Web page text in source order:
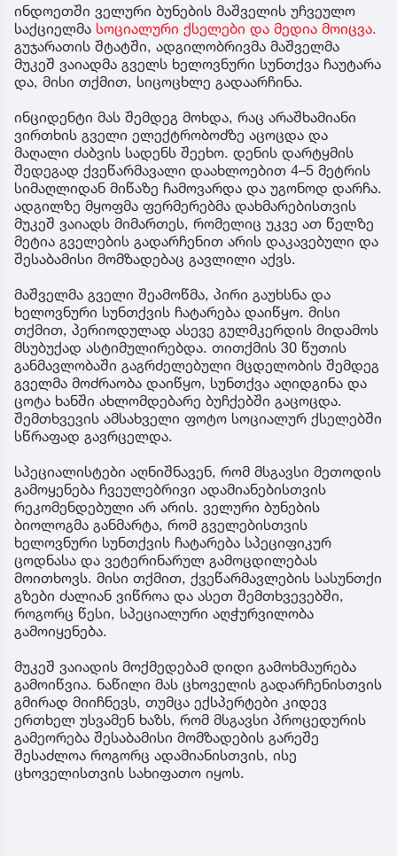
ინდოეთში ველური ბუნების მაშველის უჩვეულო
საქციელმა სოციალური ქსელები და მედია მოიცვა.
გუჯარათის შტატში, ადგილობრივმა მაშველმა
მუკეშ ვაიადმა გველს ხელოვნური სუნთქვა ჩაუტარა
და, მისი თქმით, სიცოცხლე გადაარჩინა.
ინციდენტი მას შემდეგ მოხდა, რაც არაშხამიანი
ვირთხის გველი ელექტრობოძზე აცოცდა და
მაღალი ძაბვის სადენს შეეხო. დენის დარტყმის
შედეგად ქვეწარმავალი დაახლოებით 4–5 მეტრის
სიმაღლიდან მიწაზე ჩამოვარდა და უგონოდ დარჩა.
ადგილზე მყოფმა ფერმერებმა დახმარებისთვის
მუკეშ ვაიადს მიმართეს, რომელიც უკვე ათ წელზე
მეტია გველების გადარჩენით არის დაკავებული და
შესაბამისი მომზადებაც გავლილი აქვს.
მაშველმა გველი შეამოწმა, პირი გაუხსნა და
ხელოვნური სუნთქვის ჩატარება დაიწყო. მისი
თქმით, პერიოდულად ასევე გულმკერდის მიდამოს
მსუბუქად ასტიმულირებდა. თითქმის 30 წუთის
განმავლობაში გაგრძელებული მცდელობის შემდეგ
გველმა მოძრაობა დაიწყო, სუნთქვა აღიდგინა და
ცოტა ხანში ახლომდებარე ბუჩქებში გაცოცდა.
შემთხვევის ამსახველი ფოტო სოციალურ ქსელებში
სწრაფად გავრცელდა.
სპეციალისტები აღნიშნავენ, რომ მსგავსი მეთოდის
გამოყენება ჩვეულებრივი ადამიანებისთვის
რეკომენდებული არ არის. ველური ბუნების
ბიოლოგმა განმარტა, რომ გველებისთვის
ხელოვნური სუნთქვის ჩატარება სპეციფიკურ
ცოდნასა და ვეტერინარულ გამოცდილებას
მოითხოვს. მისი თქმით, ქვეწარმავლების სასუნთქი
გზები ძალიან ვიწროა და ასეთ შემთხვევებში,
როგორც წესი, სპეციალური აღჭურვილობა
გამოიყენება.
მუკეშ ვაიადის მოქმედებამ დიდი გამოხმაურება
გამოიწვია. ნაწილი მას ცხოველის გადარჩენისთვის
გმირად მიიჩნევს, თუმცა ექსპერტები კიდევ
ერთხელ უსვამენ ხაზს, რომ მსგავსი პროცედურის
გამეორება შესაბამისი მომზადების გარეშე
შესაძლოა როგორც ადამიანისთვის, ისე
ცხოველისთვის სახიფათო იყოს.